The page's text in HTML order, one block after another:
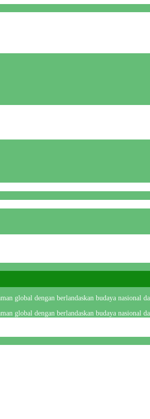
global dengan berlandaskan budaya nasional
global dengan berlandaskan budaya nasional